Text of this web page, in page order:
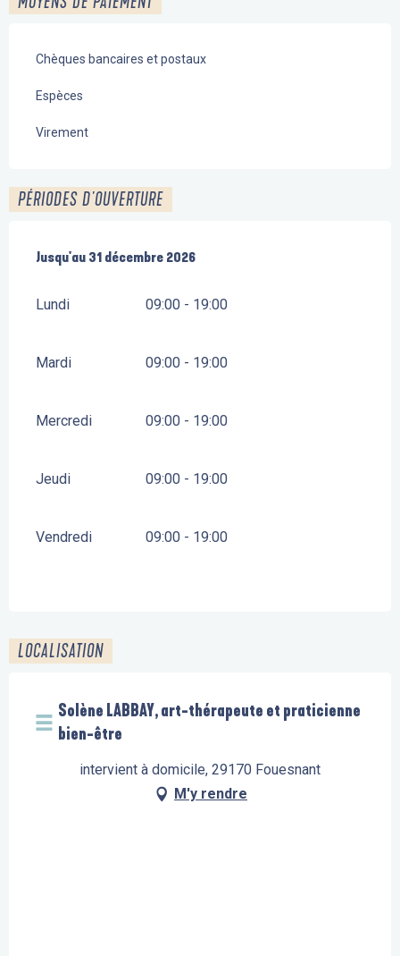
Chèques bancaires et postaux
Espèces
Virement
PÉRIODES D'OUVERTURE
Du12 mai 2026au31 décembre 2026
Jusqu'au 31 décembre 2026
Lundi 09:00 - 19:00
Mardi 09:00 - 19:00
Mercredi 09:00 - 19:00
Jeudi 09:00 - 19:00
Vendredi 09:00 - 19:00
LOCALISATION
Solène LABBAY, art-thérapeute et praticienne
bien-être
intervient à domicile, 29170 Fouesnant
M'y rendre